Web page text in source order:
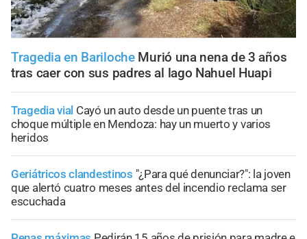
Tragedia en Bariloche Murió una nena de 3 años
tras caer con sus padres al lago Nahuel Huapi
Tragedia vial Cayó un auto desde un puente tras un
choque múltiple en Mendoza: hay un muerto y varios
heridos
Geriátricos clandestinos "¿Para qué denunciar?": la joven
que alertó cuatro meses antes del incendio reclama ser
escuchada